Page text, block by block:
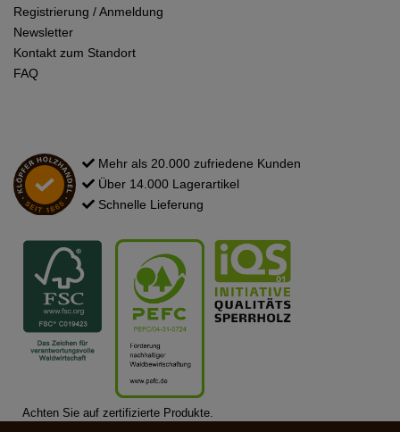
Registrierung / Anmeldung
Newsletter
Kontakt zum Standort
FAQ
Mehr als 20.000 zufriedene Kunden
Über 14.000 Lagerartikel
Schnelle Lieferung
Achten Sie auf zertifizierte Produkte.